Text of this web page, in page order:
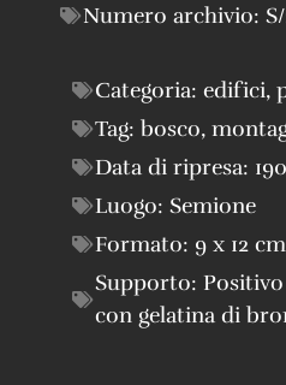
Numero archivio:
Categoria: edifici,
Tag: bosco,
Data di ripresa:
Luogo: Semione
Formato: 9 x 12
Supporto:
con gelatina di